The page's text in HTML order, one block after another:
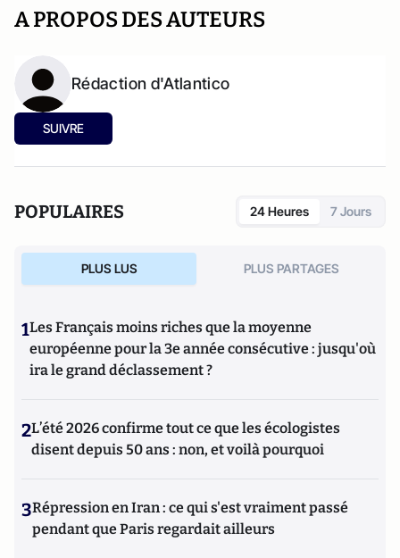
A PROPOS DES AUTEURS
Rédaction d'Atlantico
SUIVRE
POPULAIRES 24 Heures 7 Jours
PLUS LUS PLUS PARTAGES
1Les Français moins riches que la moyenne
européenne pour la 3e année consécutive : jusqu'où
ira le grand déclassement ?
2L’été 2026 confirme tout ce que les écologistes
disent depuis 50 ans : non, et voilà pourquoi
3Répression en Iran : ce qui s'est vraiment passé
pendant que Paris regardait ailleurs